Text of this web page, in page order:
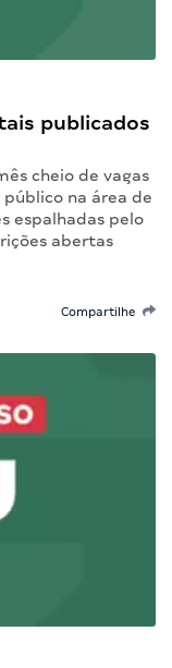
publicados
cheio de vagas
na área de
espalhadas pelo
abertas
Compartilhe